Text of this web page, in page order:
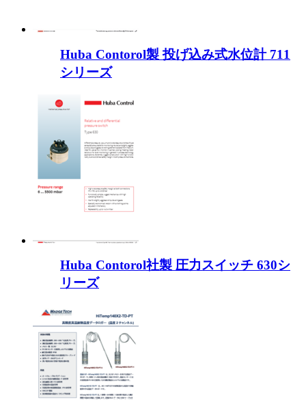
Huba Contorol製 投げ込み式水位計 711
シリーズ
Huba Contorol社製 圧力スイッチ 630シ
リーズ